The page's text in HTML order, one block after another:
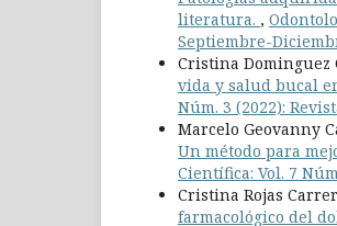
literatura. ,
Septiembre-
Cristina Dominguez
vida y salud bucal
Núm. 3 (2022):
Marcelo Geovanny
Un método para
Científica: Vol. 7
Cristina Rojas
farmacológico del